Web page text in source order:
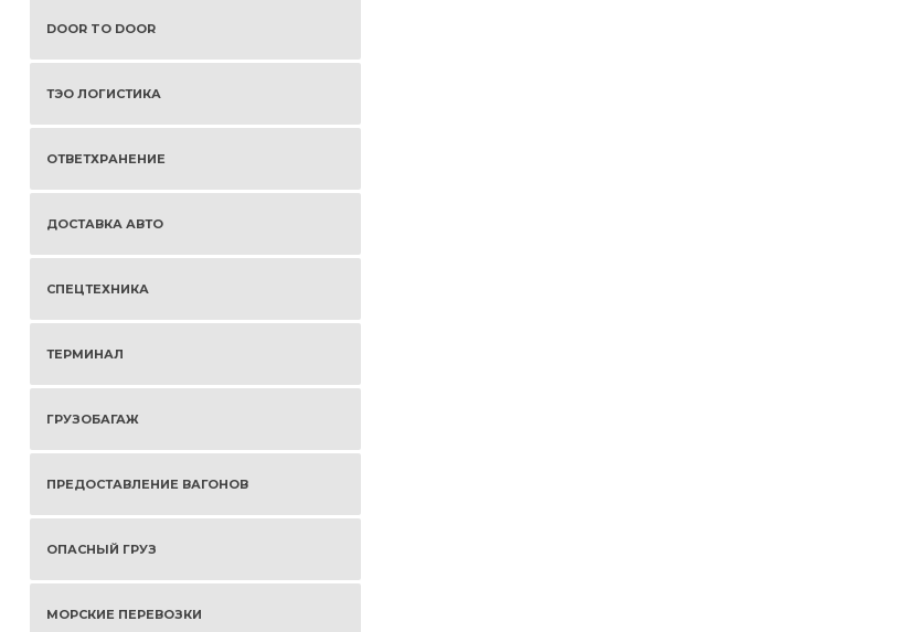
DOOR TO DOOR
ТЭО ЛОГИСТИКА
ОТВЕТХРАНЕНИЕ
ДОСТАВКА АВТО
СПЕЦТЕХНИКА
ТЕРМИНАЛ
ГРУЗОБАГАЖ
ПРЕДОСТАВЛЕНИЕ ВАГОНОВ
ОПАСНЫЙ ГРУЗ
МОРСКИЕ ПЕРЕВОЗКИ